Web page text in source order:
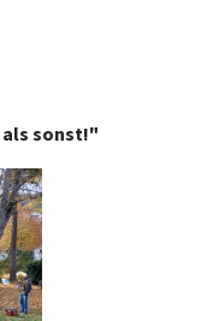
als sonst!"